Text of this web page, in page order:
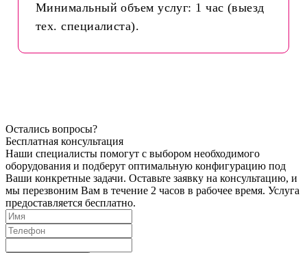
Минимальный объем услуг: 1 час (выезд
тех. специалиста).
Остались вопросы?
Бесплатная консультация
Наши специалисты помогут с выбором необходимого
оборудования и подберут оптимальную конфигурацию под
Ваши конкретные задачи. Оставьте заявку на консультацию, и
мы перезвоним Вам в течение 2 часов в рабочее время. Услуга
предоставляется бесплатно.